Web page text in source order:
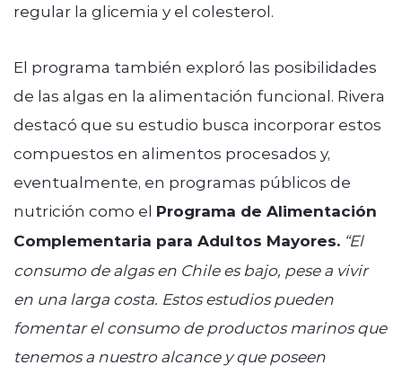
regular la glicemia y el colesterol.
El programa también exploró las posibilidades
de las algas en la alimentación funcional. Rivera
destacó que su estudio busca incorporar estos
compuestos en alimentos procesados y,
eventualmente, en programas públicos de
nutrición como el Programa de Alimentación
Complementaria para Adultos Mayores. “El
consumo de algas en Chile es bajo, pese a vivir
en una larga costa. Estos estudios pueden
fomentar el consumo de productos marinos que
tenemos a nuestro alcance y que poseen